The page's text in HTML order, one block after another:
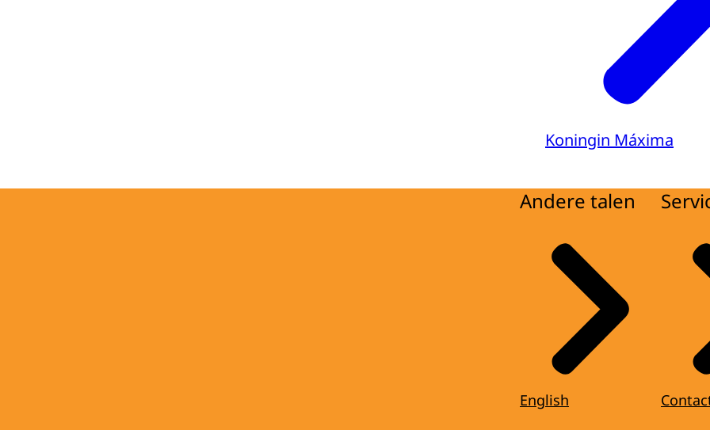
Koningin Máxima
Andere talen
English